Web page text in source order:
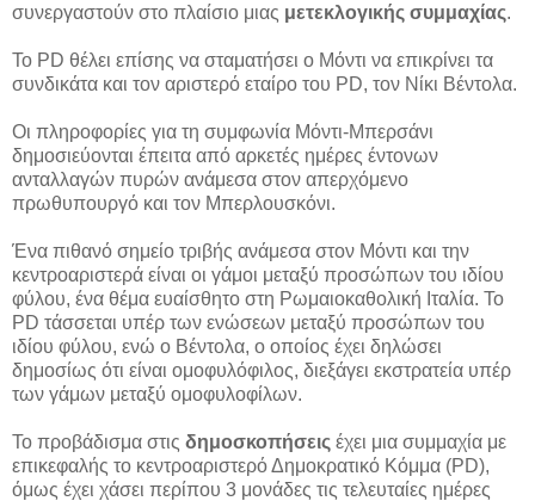
συνεργαστούν στο πλαίσιο μιας μετεκλογικής συμμαχίας.
Το PD θέλει επίσης να σταματήσει ο Μόντι να επικρίνει τα
συνδικάτα και τον αριστερό εταίρο του PD, τον Νίκι Βέντολα.
Οι πληροφορίες για τη συμφωνία Μόντι-Μπερσάνι
δημοσιεύονται έπειτα από αρκετές ημέρες έντονων
ανταλλαγών πυρών ανάμεσα στον απερχόμενο
πρωθυπουργό και τον Μπερλουσκόνι.
Ένα πιθανό σημείο τριβής ανάμεσα στον Μόντι και την
κεντροαριστερά είναι οι γάμοι μεταξύ προσώπων του ιδίου
φύλου, ένα θέμα ευαίσθητο στη Ρωμαιοκαθολική Ιταλία. Το
PD τάσσεται υπέρ των ενώσεων μεταξύ προσώπων του
ιδίου φύλου, ενώ ο Βέντολα, ο οποίος έχει δηλώσει
δημοσίως ότι είναι ομοφυλόφιλος, διεξάγει εκστρατεία υπέρ
των γάμων μεταξύ ομοφυλοφίλων.
Το προβάδισμα στις δημοσκοπήσεις έχει μια συμμαχία με
επικεφαλής το κεντροαριστερό Δημοκρατικό Κόμμα (PD),
όμως έχει χάσει περίπου 3 μονάδες τις τελευταίες ημέρες